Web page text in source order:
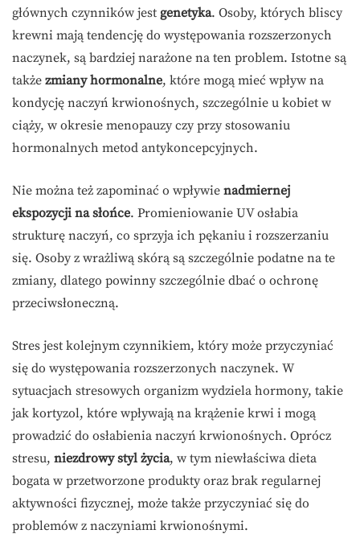
głównych czynników jest genetyka. Osoby, których bliscy
krewni mają tendencję do występowania rozszerzonych
naczynek, są bardziej narażone na ten problem. Istotne są
także zmiany hormonalne, które mogą mieć wpływ na
kondycję naczyń krwionośnych, szczególnie u kobiet w
ciąży, w okresie menopauzy czy przy stosowaniu
hormonalnych metod antykoncepcyjnych.
Nie można też zapominać o wpływie nadmiernej
ekspozycji na słońce. Promieniowanie UV osłabia
strukturę naczyń, co sprzyja ich pękaniu i rozszerzaniu
się. Osoby z wrażliwą skórą są szczególnie podatne na te
zmiany, dlatego powinny szczególnie dbać o ochronę
przeciwsłoneczną.
Stres jest kolejnym czynnikiem, który może przyczyniać
się do występowania rozszerzonych naczynek. W
sytuacjach stresowych organizm wydziela hormony, takie
jak kortyzol, które wpływają na krążenie krwi i mogą
prowadzić do osłabienia naczyń krwionośnych. Oprócz
stresu, niezdrowy styl życia, w tym niewłaściwa dieta
bogata w przetworzone produkty oraz brak regularnej
aktywności fizycznej, może także przyczyniać się do
problemów z naczyniami krwionośnymi.